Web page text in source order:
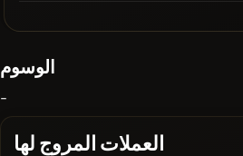
الوسوم
-
العملات المروج لها